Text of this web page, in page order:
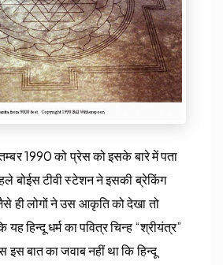
1990 को प्रेस को इसके बारे में पता
बोईस टीवी स्टेशन ने इसकी ब्रेकिंग
ही लोगों ने उस आकृति को देखा तो
हिन्दू धर्म का पवित्र चिन्ह “श्रीयंत्र”
इस बात का जवाब नहीं था कि हिन्दू